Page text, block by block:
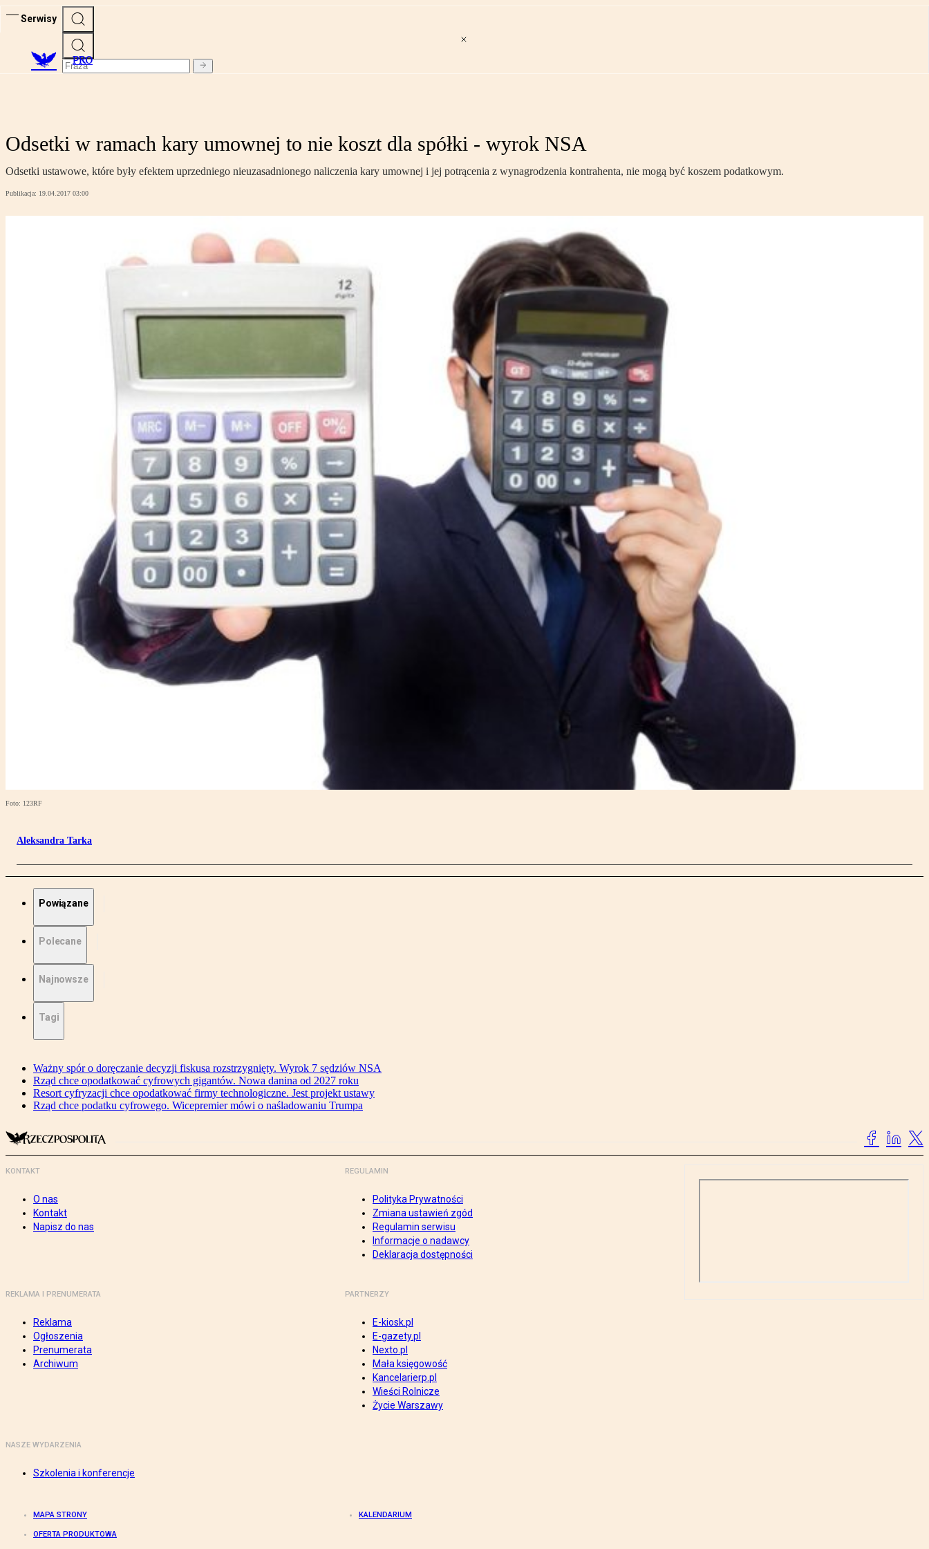
Serwisy
PRO
Odsetki w ramach kary umownej to nie koszt dla spółki - wyrok NSA
Odsetki ustawowe, które były efektem uprzedniego nieuzasadnionego naliczenia kary umownej i jej potrącenia z wynagrodzenia kontrahenta, nie mogą być koszem podatkowym.
Publikacja: 19.04.2017 03:00
Foto: 123RF
Aleksandra Tarka
Powiązane
Polecane
Najnowsze
Tagi
Ważny spór o doręczanie decyzji fiskusa rozstrzygnięty. Wyrok 7 sędziów NSA
Rząd chce opodatkować cyfrowych gigantów. Nowa danina od 2027 roku
Resort cyfryzacji chce opodatkować firmy technologiczne. Jest projekt ustawy
Rząd chce podatku cyfrowego. Wicepremier mówi o naśladowaniu Trumpa
KONTAKT
O nas
Kontakt
Napisz do nas
REGULAMIN
Polityka Prywatności
Zmiana ustawień zgód
Regulamin serwisu
Informacje o nadawcy
Deklaracja dostępności
REKLAMA I PRENUMERATA
Reklama
Ogłoszenia
Prenumerata
Archiwum
PARTNERZY
E-kiosk.pl
E-gazety.pl
Nexto.pl
Mała księgowość
Kancelarierp.pl
Wieści Rolnicze
Życie Warszawy
NASZE WYDARZENIA
Szkolenia i konferencje
MAPA STRONY KALENDARIUM
OFERTA PRODUKTOWA